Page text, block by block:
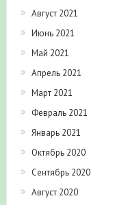
Август 2021
Июнь 2021
Май 2021
Апрель 2021
Март 2021
Февраль 2021
Январь 2021
Октябрь 2020
Сентябрь 2020
Август 2020